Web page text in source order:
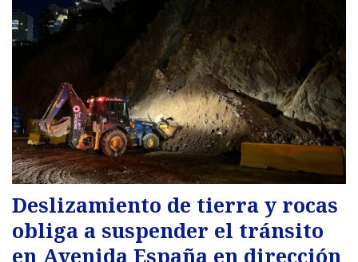
Deslizamiento de tierra y rocas
obliga a suspender el tránsito
en Avenida España en dirección